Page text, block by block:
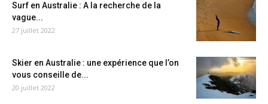
Surf en Australie : A la recherche de la
vague...
27 juillet 2022
Skier en Australie : une expérience que l’on
vous conseille de...
20 juillet 2022